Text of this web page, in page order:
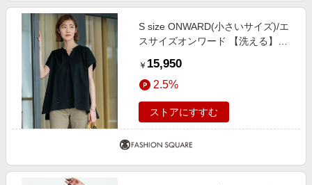
S size ONWARD(小さいサイズ)/エ
スサイズオンワード 【洗える】ラ
ブラック系 32
￥ 15,950
2.5%
ストアにすすむ